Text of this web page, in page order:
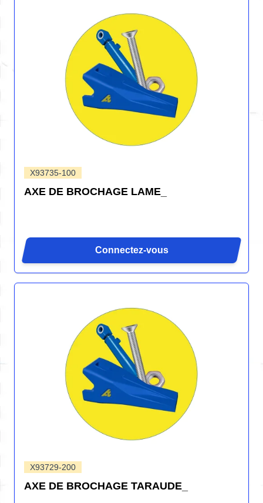
X93735-100
AXE DE BROCHAGE LAME_
Connectez-vous
X93729-200
AXE DE BROCHAGE TARAUDE_